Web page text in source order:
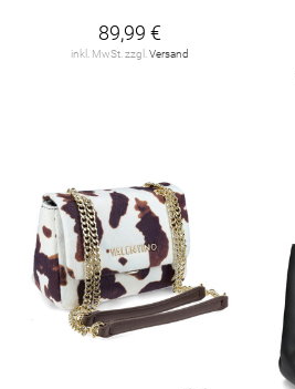
89,99 €
inkl. MwSt. zzgl.Versand